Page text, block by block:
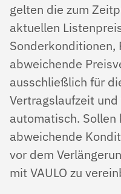
gelten die zum
aktuellen
Sonderkonditionen,
abweichende
ausschließlich für
Vertragslaufzeit
automatisch. Sollen
abweichende
vor dem
mit VAULO zu